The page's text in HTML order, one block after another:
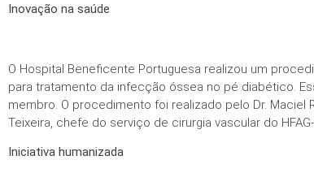
Inovação na saúde
O Hospital Beneficente Portuguesa realizou um
para tratamento da infecção óssea no pé diabético.
membro. O procedimento foi realizado pelo Dr. Maciel
Teixeira, chefe do serviço de cirurgia vascular do
Iniciativa humanizada